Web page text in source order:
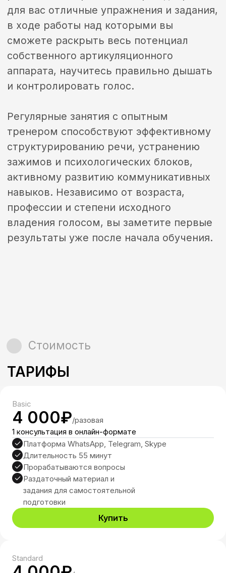
Basic
4 000₽/разовая
1 консультация в онлайн-формате
Платформа WhatsApp, Telegram, Skype
Длительность 55 минут
Прорабатываются вопросы
Раздаточный материал и
задания для самостоятельной
подготовки
Купить
Standard
Заявка
ОСТАВЬТЕ ЗАЯВКУ И МЫ
ОТВЕТИМ НА ВСЕ ВАШИ
ВОПРОСЫ
Заполните форму, мы
перезвоним в ближайшее
время
Оставить заявку
Отзывы
Психотерапия
Курсы
Занятия
Контакты